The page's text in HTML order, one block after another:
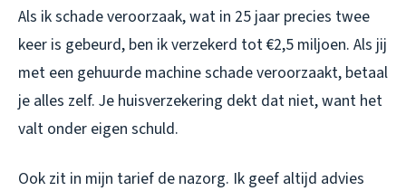
Als ik schade veroorzaak, wat in 25 jaar precies twee
keer is gebeurd, ben ik verzekerd tot €2,5 miljoen. Als jij
met een gehuurde machine schade veroorzaakt, betaal
je alles zelf. Je huisverzekering dekt dat niet, want het
valt onder eigen schuld.
Ook zit in mijn tarief de nazorg. Ik geef altijd advies